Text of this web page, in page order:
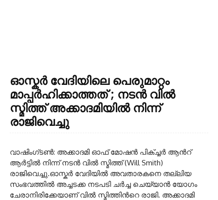
ഓസ്കർ വേദിയിലെ പെരുമാറ്റം
മാപ്പർഹിക്കാത്തത് ; നടൻ വിൽ
സ്മിത്ത് അക്കാദമിയിൽ നിന്ന്
രാജിവെച്ചു
വാഷിംഗ്ടണ്‍: അക്കാദമി ഓഫ് മോഷന്‍ പിക്ച്ചര്‍ ആന്‍റ്
ആര്‍ട്ടില്‍ നിന്ന് നടന്‍ വില്‍ സ്മിത്ത് (Will Smith)
രാജിവെച്ചു.ഓസ്കര്‍ വേദിയില്‍ അവതാരകനെ തല്ലിയ
സംഭവത്തില്‍ അച്ചടക്ക നടപടി ചര്‍ച്ച ചെയ്യാന്‍ യോഗം
ചേരാനിരിക്കേയാണ് വില്‍ സ്മിത്തിന്‍റെ രാജി. അക്കാദമി